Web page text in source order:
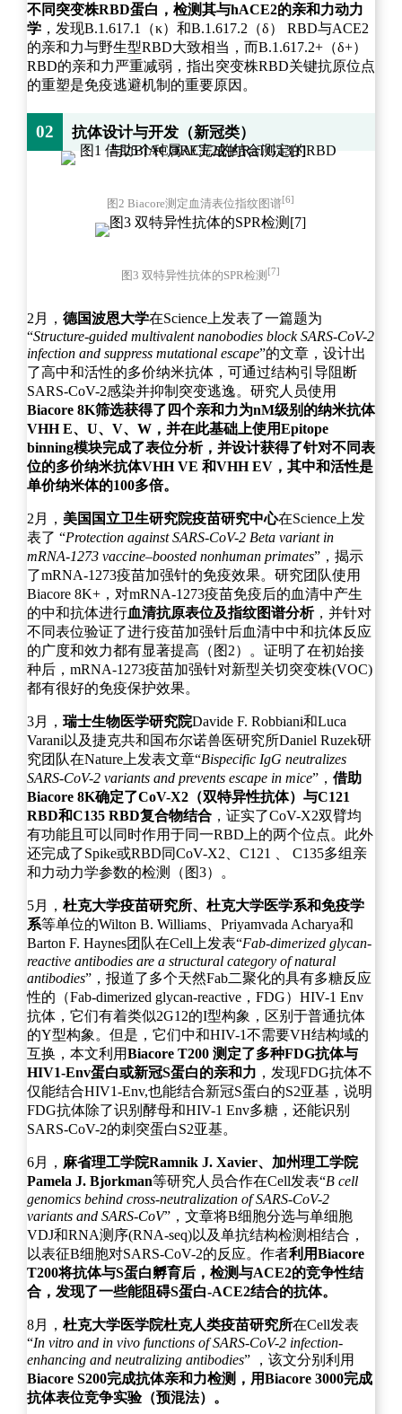
不同突变株RBD蛋白，检测其与hACE2的亲和力动力
学，发现B.1.617.1（κ）和B.1.617.2（δ） RBD与ACE2
的亲和力与野生型RBD大致相当，而B.1.617.2+（δ+）
RBD的亲和力严重减弱，指出突变株RBD关键抗原位点
的重塑是免疫逃避机制的重要原因。
02 抗体设计与开发（新冠类）
图2 Biacore测定血清表位指纹图谱[6]
图3 双特异性抗体的SPR检测 [7]
2月， 德国波恩大学在Science上发表了一篇题为
“Structure-guided multivalent nanobodies block SARS-CoV-2
infection and suppress mutational escape”的文章，设计出
了高中和活性的多价纳米抗体，可通过结构引导阻断
SARS-CoV-2感染并抑制突变逃逸。研究人员使用
Biacore 8K筛选获得了四个亲和力为nM级别的纳米抗体
VHH E、U、V、W，并在此基础上使用Epitope
binning模块完成了表位分析，并设计获得了针对不同表
位的多价纳米抗体VHH VE 和VHH EV，其中和活性是
单价纳米体的100多倍。
2月， 美国国立卫生研究院疫苗研究中心在Science上发
表了 “Protection against SARS-CoV-2 Beta variant in
mRNA-1273 vaccine–boosted nonhuman primates”，揭示
了mRNA-1273疫苗加强针的免疫效果。研究团队使用
Biacore 8K+，对mRNA-1273疫苗免疫后的血清中产生
的中和抗体进行血清抗原表位及指纹图谱分析，并针对
不同表位验证了进行疫苗加强针后血清中中和抗体反应
的广度和效力都有显著提高（图2）。证明了在初始接
种后，mRNA-1273疫苗加强针对新型关切突变株(VOC)
都有很好的免疫保护效果。
3月， 瑞士生物医学研究院Davide F. Robbiani和Luca
Varani以及捷克共和国布尔诺兽医研究所Daniel Ruzek研
究团队在Nature上发表文章“Bispecific IgG neutralizes
SARS-CoV-2 variants and prevents escape in mice”， 借助
Biacore 8K确定了CoV-X2（双特异性抗体）与C121
RBD和C135 RBD复合物结合，证实了CoV-X2双臂均
有功能且可以同时作用于同一RBD上的两个位点。此外
还完成了Spike或RBD同CoV-X2、C121 、 C135多组亲
和力动力学参数的检测（图3）。
5月， 杜克大学疫苗研究所、杜克大学医学系和免疫学
系等单位的Wilton B. Williams、Priyamvada Acharya和
Barton F. Haynes团队在Cell上发表“Fab-dimerized glycan-
reactive antibodies are a structural category of natural
antibodies”，报道了多个天然Fab二聚化的具有多糖反应
性的（Fab-dimerized glycan-reactive，FDG）HIV-1 Env
抗体，它们有着类似2G12的I型构象，区别于普通抗体
的Y型构象。但是，它们中和HIV-1不需要VH结构域的
互换，本文利用Biacore T200 测定了多种FDG抗体与
HIV1-Env蛋白或新冠S蛋白的亲和力 ，发现FDG抗体不
仅能结合HIV1-Env,也能结合新冠S蛋白的S2亚基，说明
FDG抗体除了识别酵母和HIV-1 Env多糖，还能识别
SARS-CoV-2的刺突蛋白S2亚基。
6月， 麻省理工学院Ramnik J. Xavier、加州理工学院
Pamela J. Bjorkman等研究人员合作在Cell发表“B cell
genomics behind cross-neutralization of SARS-CoV-2
variants and SARS-CoV”，文章将B细胞分选与单细胞
VDJ和RNA测序(RNA-seq)以及单抗结构检测相结合，
以表征B细胞对SARS-CoV-2的反应。作者利用Biacore
T200将抗体与S蛋白孵育后，检测与ACE2的竞争性结
合，发现了一些能阻碍S蛋白-ACE2结合的抗体。
8月， 杜克大学医学院杜克人类疫苗研究所在Cell发表
“In vitro and in vivo functions of SARS-CoV-2 infection-
enhancing and neutralizing antibodies” ，该文分别利用
Biacore S200完成抗体亲和力检测，用Biacore 3000完成
抗体表位竞争实验（预混法）。